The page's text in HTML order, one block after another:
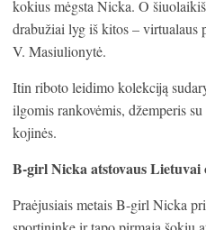
kokius mėgsta Nicka. O
drabužiai lyg iš kitos – virtualaus
V. Masiulionytė.
Itin riboto leidimo kolekciją
ilgomis rankovėmis, džemperis
kojinės.
B-girl Nicka atstovaus Lietuvai
Praėjusiais metais B-girl Nicka